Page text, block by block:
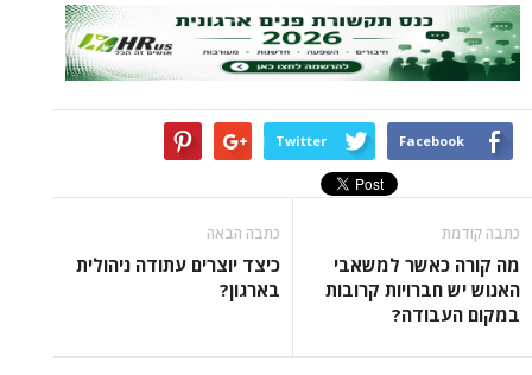
Twitter
למשאבי
קרובות
כיצד יוצרים עתודה ניהולית
בארגון?